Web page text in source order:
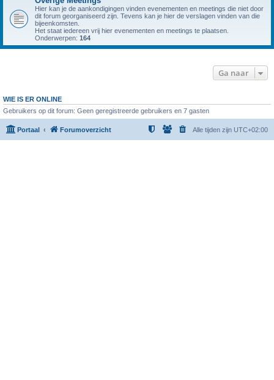
Hier kan je de aankondigingen vinden evenementen en meetings die niet door
dit forum georganiseerd zijn. Tevens kan je hier de verslagen vinden van die
bijeenkomsten.
Het staat iedereen vrij hier evenementen en meetings te plaatsen.
Onderwerpen: 164
Ga naar
WIE IS ER ONLINE
Gebruikers op dit forum: Geen geregistreerde gebruikers en 7 gasten
Portaal Forumoverzicht Alle tijden zijn UTC+02:00